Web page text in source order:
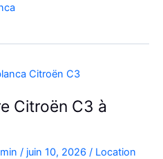
Citroën C3 à
/ juin 10, 2026 / Location